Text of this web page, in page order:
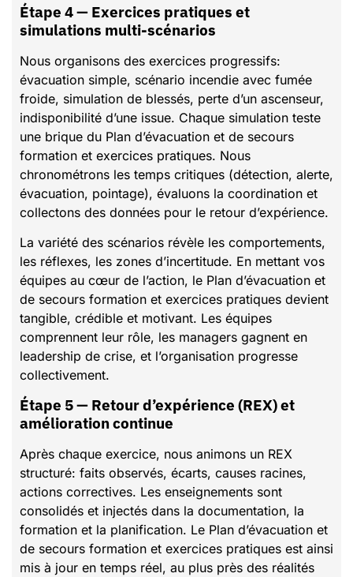
Étape 4 — Exercices pratiques et
simulations multi-scénarios
Nous organisons des exercices progressifs:
évacuation simple, scénario incendie avec fumée
froide, simulation de blessés, perte d’un ascenseur,
indisponibilité d’une issue. Chaque simulation teste
une brique du Plan d’évacuation et de secours
formation et exercices pratiques. Nous
chronométrons les temps critiques (détection, alerte,
évacuation, pointage), évaluons la coordination et
collectons des données pour le retour d’expérience.
La variété des scénarios révèle les comportements,
les réflexes, les zones d’incertitude. En mettant vos
équipes au cœur de l’action, le Plan d’évacuation et
de secours formation et exercices pratiques devient
tangible, crédible et motivant. Les équipes
comprennent leur rôle, les managers gagnent en
leadership de crise, et l’organisation progresse
collectivement.
Étape 5 — Retour d’expérience (REX) et
amélioration continue
Après chaque exercice, nous animons un REX
structuré: faits observés, écarts, causes racines,
actions correctives. Les enseignements sont
consolidés et injectés dans la documentation, la
formation et la planification. Le Plan d’évacuation et
de secours formation et exercices pratiques est ainsi
mis à jour en temps réel, au plus près des réalités